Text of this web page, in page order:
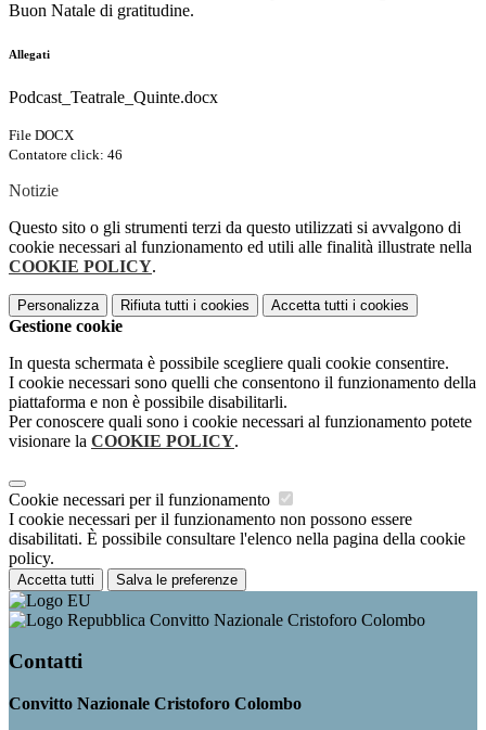
Buon Natale di gratitudine.
Allegati
Podcast_Teatrale_Quinte.docx
File DOCX
Contatore click: 46
Notizie
Questo sito o gli strumenti terzi da questo utilizzati si avvalgono di
cookie necessari al funzionamento ed utili alle finalità illustrate nella
COOKIE POLICY.
Personalizza Rifiuta tutti i cookies Accetta tutti i cookies
Gestione cookie
In questa schermata è possibile scegliere quali cookie consentire.
I cookie necessari sono quelli che consentono il funzionamento della
piattaforma e non è possibile disabilitarli.
Per conoscere quali sono i cookie necessari al funzionamento potete
visionare la COOKIE POLICY.
Cookie necessari per il funzionamento
I cookie necessari per il funzionamento non possono essere
disabilitati. È possibile consultare l'elenco nella pagina della cookie
policy.
Accetta tutti Salva le preferenze
Convitto Nazionale Cristoforo Colombo
Contatti
Convitto Nazionale Cristoforo Colombo